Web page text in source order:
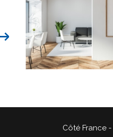
Côté France